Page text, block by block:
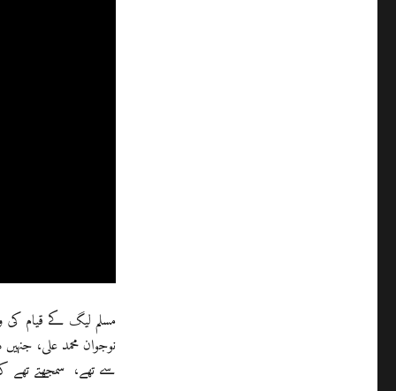
مسلم لیگ کے قیام کی
نوجوان محمد علی،
سے تھے، سمجھتے تھے